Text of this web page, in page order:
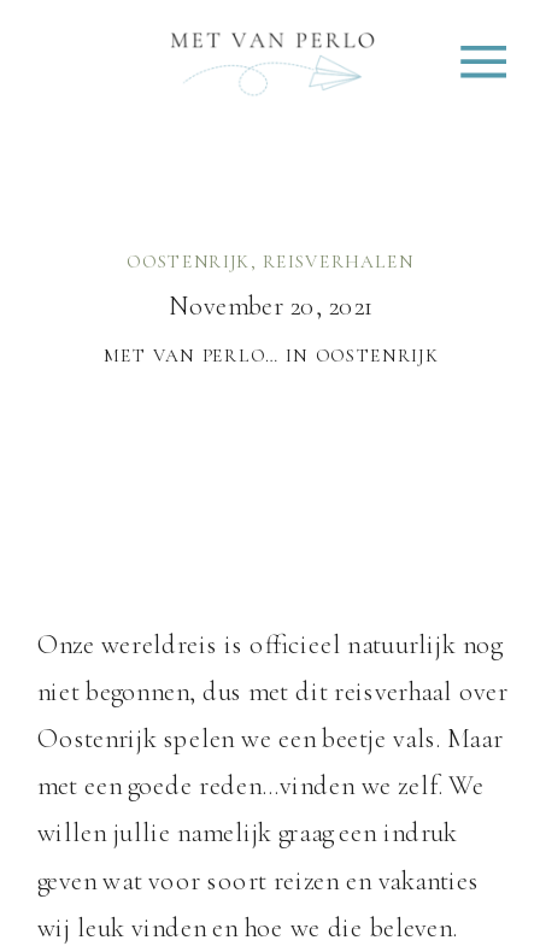
MET VAN PERLO… IN OOSTENRIJK
November 20, 2021
OOSTENRIJK REISVERHALEN
Onze wereldreis is officieel natuurlijk nog
niet begonnen, dus met dit reisverhaal over
Oostenrijk spelen we een beetje vals. Maar
met een goede reden…vinden we zelf. We
willen jullie namelijk graag een indruk
geven wat voor soort reizen en vakanties
wij leuk vinden en hoe we die beleven.